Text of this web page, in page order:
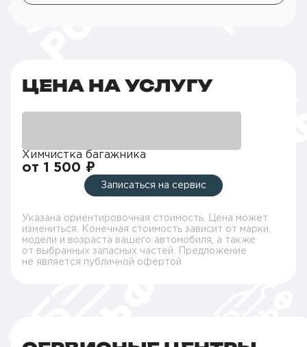
ЦЕНА НА УСЛУГУ
Химчистка багажника
от 1 500 ₽
Записаться на сервис
Указана ориентировочная стоимость. Цена может
измениться. Конечная стоимость зависит от марки,
модели и возраста вашего автомобиля, а также
от выбранных запасных частей. Предложение
не является публичной офертой